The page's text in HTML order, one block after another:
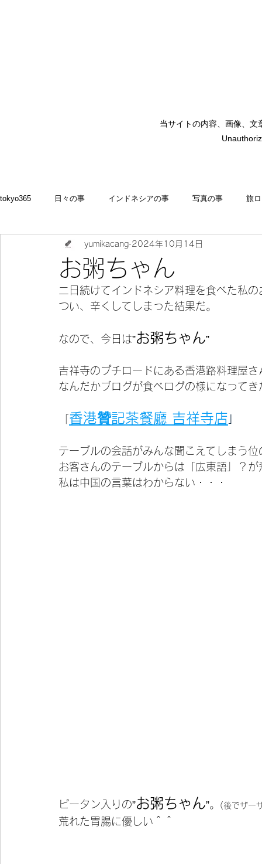
当サイトの内容、画像、
tokyo365 日々の事 インドネシアの事 写真の事 旅
食いしん坊 blog お料理・memasak
今宵の一冊
お粥ちゃん
yumikacang 2024年10月14日
二日続けてインドネシア料理を食べた私
つい、辛くしてしまった結果だ。
なので、今日は”お粥ちゃん”
吉祥寺のプチロードにある香港路料理屋さ
なんだかブログが食べログの様になってき
香港贊記茶餐廳 吉祥寺店
テーブルの会話がみんな聞こえてしまう
お客さんのテーブルからは「広東語」？が
私は中国の言葉はわからない・・・
ピータン入りの”お粥ちゃん”。 (後でザー
荒れた胃腸に優しい＾＾